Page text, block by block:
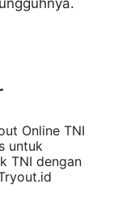
Online TNI
untuk
TNI dengan